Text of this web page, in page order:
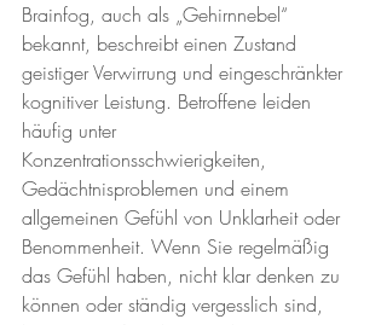
Brainfog, auch als „Gehirnnebel“
bekannt, beschreibt einen Zustand
geistiger Verwirrung und eingeschränkter
kognitiver Leistung. Betroffene leiden
häufig unter
Konzentrationsschwierigkeiten,
Gedächtnisproblemen und einem
allgemeinen Gefühl von Unklarheit oder
Benommenheit. Wenn Sie regelmäßig
das Gefühl haben, nicht klar denken zu
können oder ständig vergesslich sind,